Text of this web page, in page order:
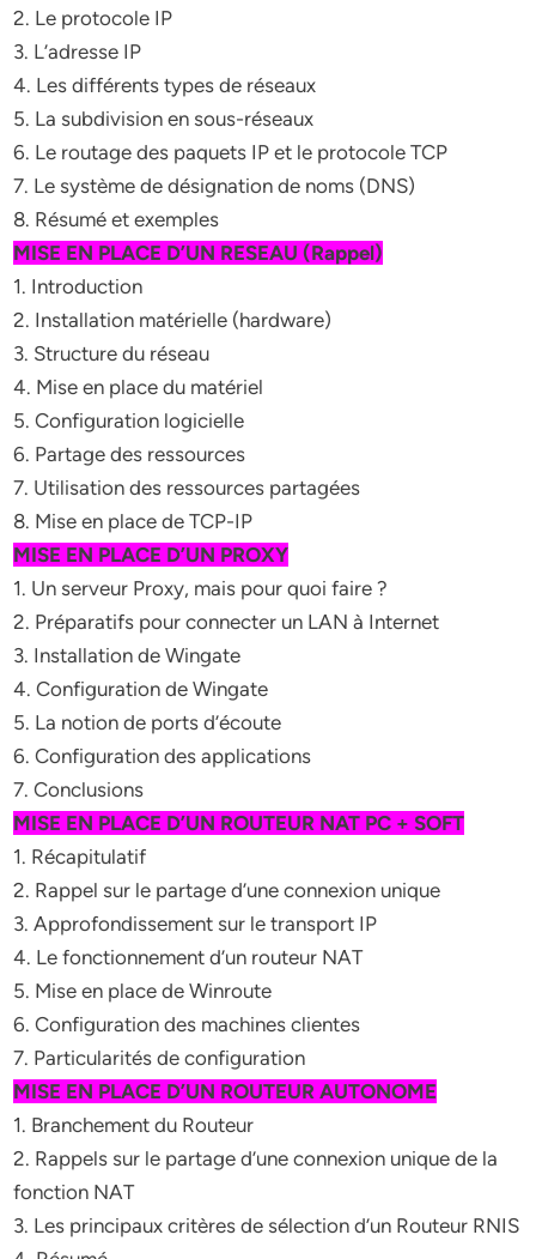
2. Le protocole IP
3. L’adresse IP
4. Les différents types de réseaux
5. La subdivision en sous-réseaux
6. Le routage des paquets IP et le protocole TCP
7. Le système de désignation de noms (DNS)
8. Résumé et exemples
MISE EN PLACE D’UN RESEAU (Rappel)
1. Introduction
2. Installation matérielle (hardware)
3. Structure du réseau
4. Mise en place du matériel
5. Configuration logicielle
6. Partage des ressources
7. Utilisation des ressources partagées
8. Mise en place de TCP-IP
MISE EN PLACE D’UN PROXY
1. Un serveur Proxy, mais pour quoi faire ?
2. Préparatifs pour connecter un LAN à Internet
3. Installation de Wingate
4. Configuration de Wingate
5. La notion de ports d’écoute
6. Configuration des applications
7. Conclusions
MISE EN PLACE D’UN ROUTEUR NAT PC + SOFT
1. Récapitulatif
2. Rappel sur le partage d’une connexion unique
3. Approfondissement sur le transport IP
4. Le fonctionnement d’un routeur NAT
5. Mise en place de Winroute
6. Configuration des machines clientes
7. Particularités de configuration
MISE EN PLACE D’UN ROUTEUR AUTONOME
1. Branchement du Routeur
2. Rappels sur le partage d’une connexion unique de la
fonction NAT
3. Les principaux critères de sélection d’un Routeur RNIS